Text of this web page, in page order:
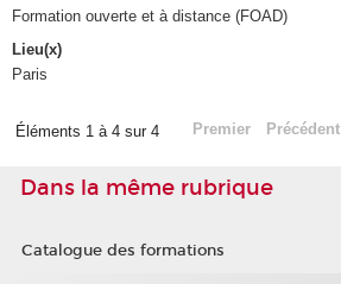
Formation ouverte et à distance (FOAD)
Lieu(x)
Paris
Éléments 1 à 4 sur 4 Premier Précédent
Dans la même rubrique
Catalogue des formations